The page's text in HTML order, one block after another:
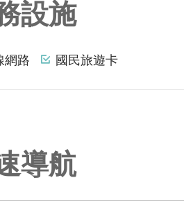
設施
網路 國民旅遊卡
導航